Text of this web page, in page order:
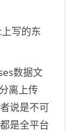
写的东
数据文
离上传
说是不可
是全平台